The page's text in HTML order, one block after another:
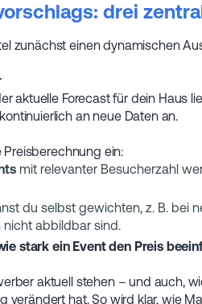
drei
zunächst einen dynamischen
aktuelle Forecast für dein Haus
an neue Daten an.
Preisberechnung ein:
mit relevanter Besucherzahl
du selbst gewichten, z. B. bei
nicht abbildbar sind.
stark ein Event den Preis
aktuell stehen – und auch,
verändert hat. So wird klar, wie